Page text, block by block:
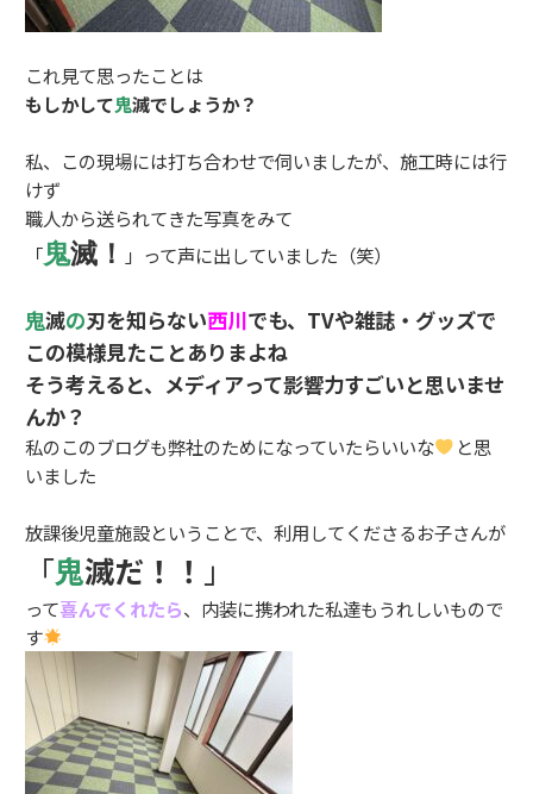
これ見て思ったことは
もしかして鬼滅でしょうか？
私、この現場には打ち合わせで伺いましたが、施工時には行
けず
職人から送られてきた写真をみて
「鬼滅！ 」って声に出していました（笑）
鬼滅の刃を知らない西川でも、TVや雑誌・グッズで
この模様見たことありまよね
そう考えると、メディアって影響力すごいと思いませ
んか？
私のこのブログも弊社のためになっていたらいいな
と思
いました
放課後児童施設ということで、利用してくださるお子さんが
「鬼滅だ！！ 」
って喜んでくれたら、内装に携われた私達もうれしいもので
す